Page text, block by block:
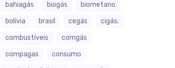
bahiagás
biogás
biometano
bolívia
brasil cegás
cigás;
combustíveis
comgás
compagas
consumo